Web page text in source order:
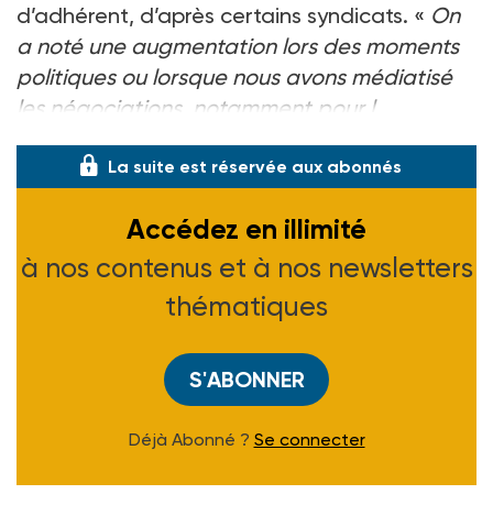
d’adhérent, d’après certains syndicats. « On
a noté une augmentation lors des moments
politiques ou lorsque nous avons médiatisé
les négociations, notamment pour l
La suite est réservée aux abonnés
Accédez en illimité
à nos contenus et à nos newsletters
thématiques
S'ABONNER
Déjà Abonné ? Se connecter